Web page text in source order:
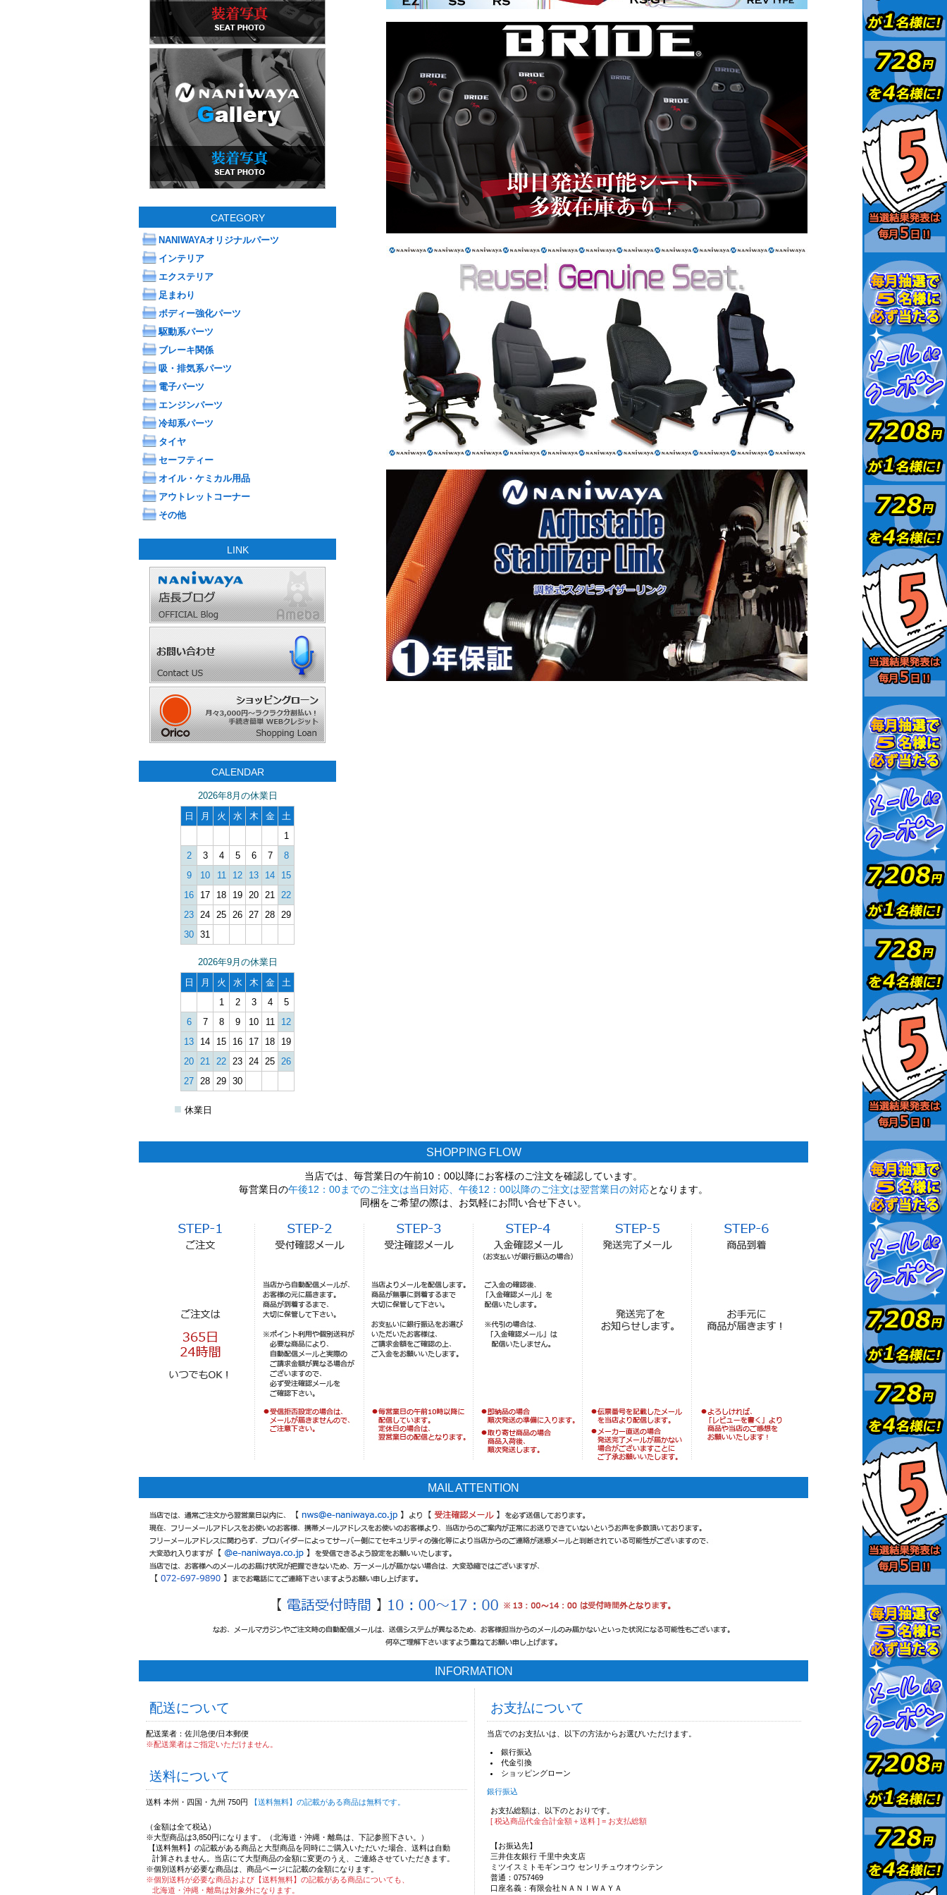
CATEGORY
NANIWAYAオリジナルパーツ
インテリア
エクステリア
足まわり
ボディー強化パーツ
駆動系パーツ
ブレーキ関係
吸・排気系パーツ
電子パーツ
エンジンパーツ
冷却系パーツ
タイヤ
セーフティー
オイル・ケミカル用品
アウトレットコーナー
その他
LINK
CALENDAR
2026年8月の休業日
日
月 火 水 木 金
土
1
2
3 4 5 6 7
8
9
10 11 12 13 14
15
16
17 18 19 20 21 22
23 24 25 26 27 28 29
30 31
2026年9月の休業日
日
月 火 水 木 金
土
1
2 3 4
5
6
7 8 9 10 11
12
13
14 15 16 17 18
19
20 21 22 23 24 25 26
27 28 29 30
■ 休業日
SHOPPING FLOW
当店では、毎営業日の午前10：00以降にお客様のご注文を確認しています。
毎営業日の午後12：00までのご注文は当日対応、午後12：00以降のご注文は翌営業日の対応となります。
同梱をご希望の際は、お気軽にお問い合せ下さい。
MAIL ATTENTION
INFORMATION
配送について
配送業者：佐川急便/日本郵便
※配送業者はご指定いただけません。
送料について
送料 本州・四国・九州 750円 【送料無料】の記載がある商品は無料です。
（金額は全て税込）
※大型商品は3,850円になります。（北海道・沖縄・離島は、下記参照下さい。）
【送料無料】の記載がある商品と大型商品を同時にご購入いただいた場合、送料は自動
計算されません。当店にて大型商品の金額に変更のうえ、ご連絡させていただきます。
※個別送料が必要な商品は、商品ページに記載の金額になります。
※個別送料が必要な商品および【送料無料】の記載がある商品についても、
北海道・沖縄・離島は対象外になります。
お支払について
当店でのお支払いは、以下の方法からお選びいただけます。
銀行振込
代金引換
ショッピングローン
銀行振込
お支払総額は、以下のとおりです。
[ 税込商品代金合計金額＋送料 ] = お支払総額
【お振込先】
三井住友銀行 千里中央支店
ミツイスミトモギンコウ センリチュウオウシテン
普通：0757469
口座名義：有限会社ＮＡＮＩＷＡＹＡ